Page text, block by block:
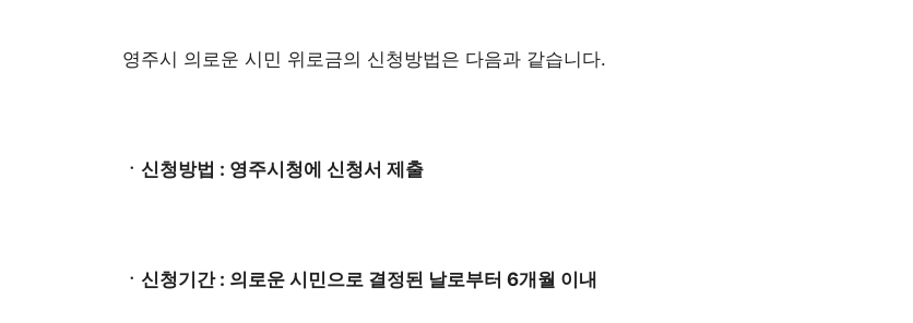
영주시 의로운 시민 위로금의 신청방법은 다음과 같습니다.
ㆍ신청방법 : 영주시청에 신청서 제출
ㆍ신청기간 : 의로운 시민으로 결정된 날로부터 6개월 이내